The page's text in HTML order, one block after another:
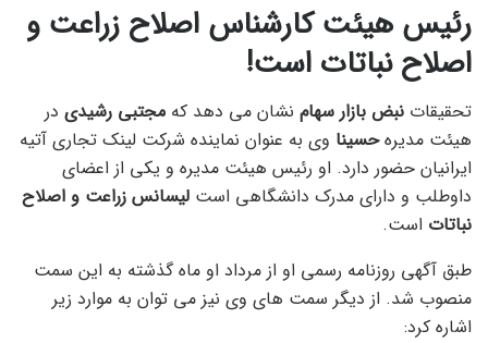
رئیس هیئت کارشناس اصلاح زراعت و
اصلاح نباتات است!
تحقیقات نبض بازار سهام نشان می دهد که مجتبی رشیدی در
هیئت مدیرهحسینا وی به عنوان نماینده شرکت لینک تجاری آتیه
ایرانیان حضور دارد. او رئیس هیئت مدیره و یکی از اعضای
داوطلب و دارای مدرک دانشگاهی است لیسانس زراعت و اصلاح
نباتات است.
طبق آگهی روزنامه رسمی او از مرداد او ماه گذشته به این سمت
منصوب شد. از دیگر سمت های وی نیز می توان به موارد زیر
اشاره کرد: